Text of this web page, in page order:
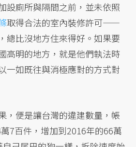
廁所與隔間之前，並未依照
取得合法的室內裝修許可——
總比沒地方住來得好。如果要
高明的地方，就是他們執法時
一如既往與消極應對的方式對
，便是讓台灣的違建數量，帳
7百件，增加到2016年的66萬